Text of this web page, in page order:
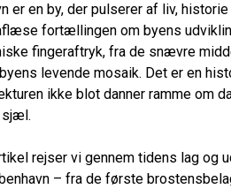
er en by, der pulserer af liv,
fortællingen om byens
fingeraftryk, fra de snævre
levende mosaik. Det er en
ikke blot danner ramme om
sjæl.
rejser vi gennem tidens lag og
– fra de første